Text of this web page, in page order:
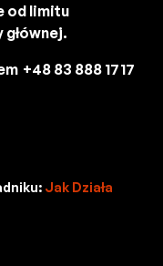
od limitu
+48 83 888 1717
Jak Działa